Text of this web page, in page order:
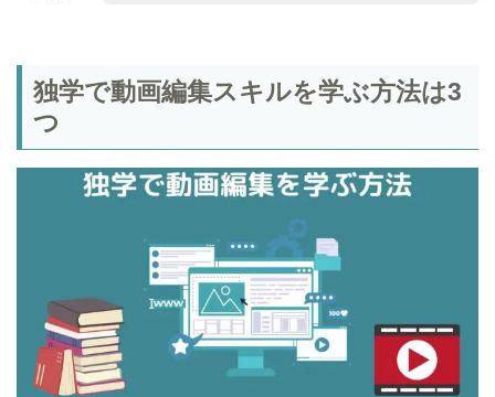
独学で動画編集スキルを学ぶ方法は3
つ